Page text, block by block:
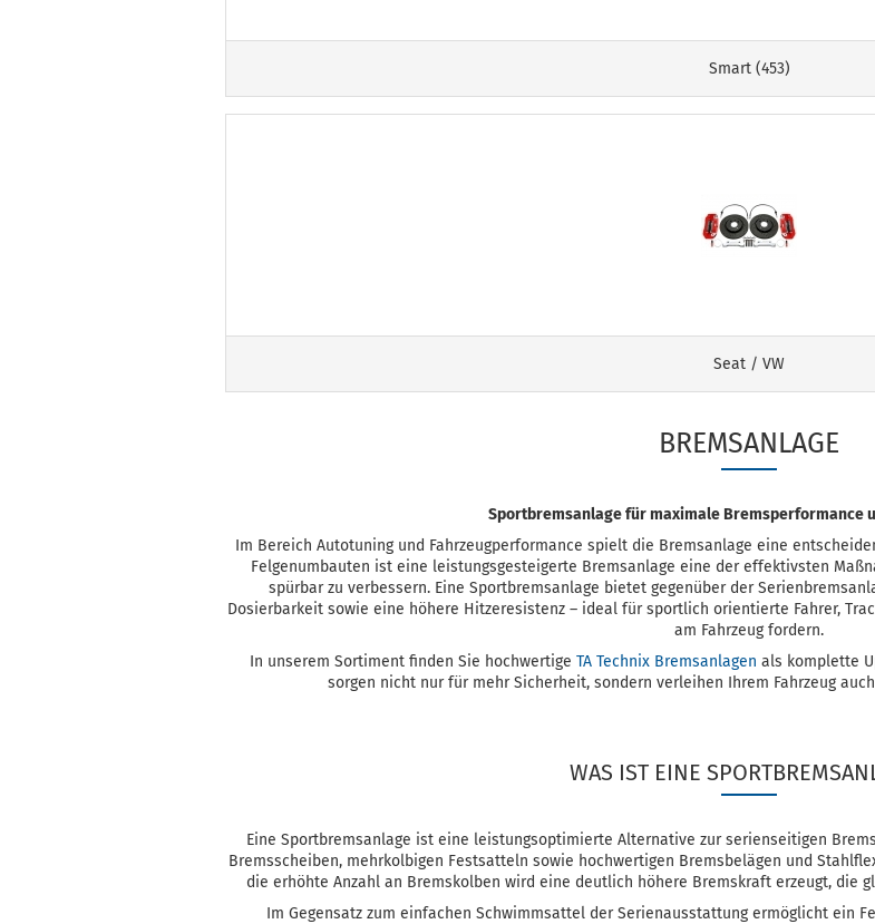
Smart (453)
Seat / VW
BREMSANLAGE
Sportbremsanlage für maximale Bremsperformance
Im Bereich Autotuning und Fahrzeugperformance spielt die Bremsanlage eine
Felgenumbauten ist eine leistungsgesteigerte Bremsanlage eine der effektivsten
spürbar zu verbessern. Eine Sportbremsanlage bietet gegenüber der
Dosierbarkeit sowie eine höhere Hitzeresistenz – ideal für sportlich orientierte Fahrer,
am Fahrzeug fordern.
In unserem Sortiment finden Sie hochwertige TA Technix Bremsanlagen als komplette
sorgen nicht nur für mehr Sicherheit, sondern verleihen Ihrem Fahrzeug
WAS IST EINE
Eine Sportbremsanlage ist eine leistungsoptimierte Alternative zur serienseitigen
Bremsscheiben, mehrkolbigen Festsatteln sowie hochwertigen Bremsbelägen und
die erhöhte Anzahl an Bremskolben wird eine deutlich höhere Bremskraft erzeugt, die
Im Gegensatz zum einfachen Schwimmsattel der Serienausstattung ermöglicht ein